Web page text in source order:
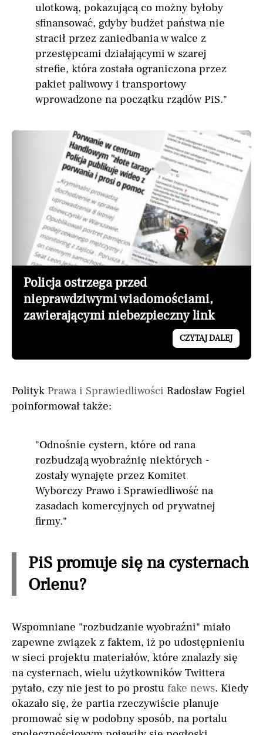
ulotkową, pokazującą co możny byłoby
sfinansować, gdyby budżet państwa nie
stracił przez zaniedbania w walce z
przestępcami działającymi w szarej
strefie, która została ograniczona przez
pakiet paliwowy i transportowy
wprowadzone na początku rządów PiS."
Policja ostrzega przed
nieprawdziwymi wiadomościami,
zawierającymi niebezpieczny link
CZYTAJ DALEJ
Polityk Prawa i Sprawiedliwości Radosław Fogiel
poinformował także:
"Odnośnie cystern, które od rana
rozbudzają wyobraźnię niektórych -
zostały wynajęte przez Komitet
Wyborczy Prawo i Sprawiedliwość na
zasadach komercyjnych od prywatnej
firmy."
PiS promuje się na cysternach
Orlenu?
Wspomniane "rozbudzanie wyobraźni" miało
zapewne związek z faktem, iż po udostępnieniu
w sieci projektu materiałów, które znalazły się
na cysternach, wielu użytkowników Twittera
pytało, czy nie jest to po prostu fake news. Kiedy
okazało się, że partia rzeczywiście planuje
promować się w podobny sposób, na portalu